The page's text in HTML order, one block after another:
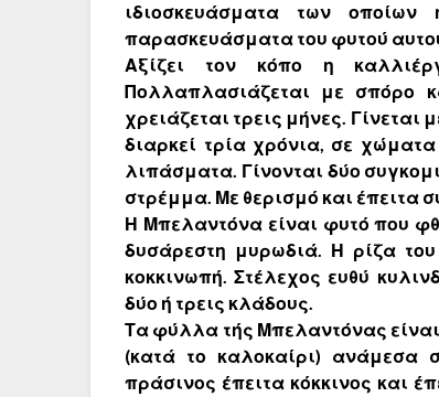
ιδιοσκευάσματα των
παρασκευάσματα του φυτού
Αξίζει τον κόπο η
Πολλαπλασιάζεται με σπόρο
χρειάζεται τρεις μήνες.
διαρκεί τρία χρόνια, σε
λιπάσματα. Γίνονται δύο
στρέμμα. Με θερισμό και έπειτα
Η Μπελαντόνα είναι φυτό που
δυσάρεστη μυρωδιά. Η ρίζα
κοκκινωπή. Στέλεχος ευθύ
δύο ή τρεις κλάδους.
Τα φύλλα τής Μπελαντόνας
(κατά το καλοκαίρι)
πράσινος έπειτα κόκκινος και